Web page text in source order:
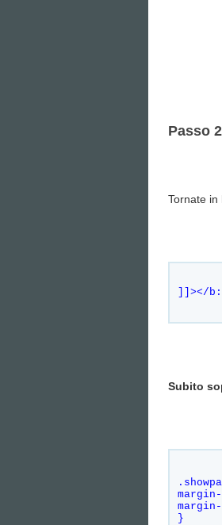
Passo
Tornate in
]]></
Subito
}